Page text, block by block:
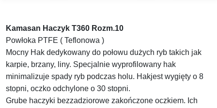
Kamasan Haczyk T360 Rozm.10
Powłoka PTFE ( Teflonowa )
Mocny Hak dedykowany do połowu dużych ryb takich jak
karpie, brzany, liny. Specjalnie wyprofilowany hak
minimalizuje spady ryb podczas holu. Hakjest wygięty o 8
stopni, oczko odchylone o 30 stopni.
Grube haczyki bezzadziorowe zakończone oczkiem. Ich